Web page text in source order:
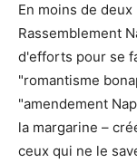
En moins de
Rassemblement
d'efforts pour se
"romantisme
"amendement
la margarine –
ceux qui ne le